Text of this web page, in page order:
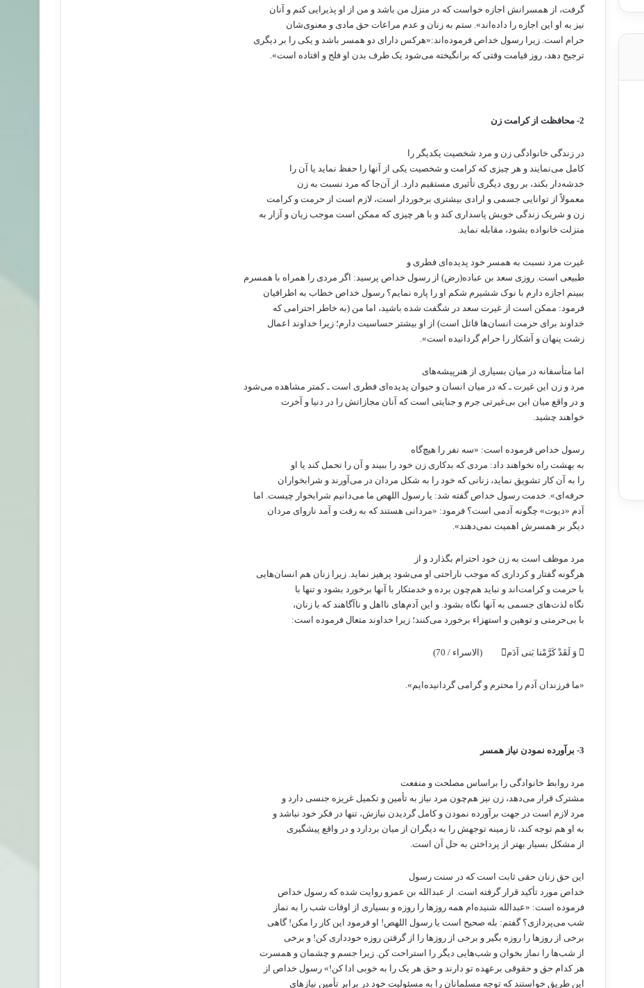
گرفت، از همسرانش اجازه خواست که در منزل من باشد و من از او پذیرایی کنم و آنان
نیز به او این اجازه را داده‌اند». ستم به زنان و عدم مراعات حق مادی و معنوی‌شان
حرام است. زیرا رسول خداص فرموده‌‌اند:«هرکس دارای دو همسر باشد و یکی را بر دیگری
ترجیح دهد، روز قیامت وقتی که برانگیخته می‌شود یک طرف بدن او فلج و افتاده است».
2- محافظت از کرامت زن
در زندگی خانوادگی زن و مرد شخصیت یکدیگر را
کامل می‌نمایند و هر چیزی که کرامت و شخصیت یکی از آنها را حفظ نماید یا آن را
خدشه‌دار بکند، بر روی دیگری تأثیری مستقیم دارد. از آن‌جا که مرد نسبت به زن
معمولاً از توانایی جسمی و ارادی بیشتری برخوردار است، لازم است از حرمت و کرامت
زن و شریک زندگی خویش پاسداری کند و با هر چیزی که ممکن است موجب زیان و آزار به
منزلت خانواده بشود، مقابله نماید.
غیرت مرد نسبت به همسر خود پدیده‌ای فطری و
طبیعی است. روزی سعد بن عباده(رض) از رسول خداص پرسید: اگر مردی را همراه با همسرم
ببینم اجازه دارم با نوک ششیرم شکم او را پاره نمایم؟ رسول خداص خطاب به اطرافیان
فرمود: ممکن است از غیرت سعد در شگفت شده باشید، اما من (به خاطر احترامی که
خداوند برای حرمت انسان‌ها قائل است) از او بیشتر حساسیت دارم؛ زیرا خداوند اعمال
زشت پنهان و آشکار را حرام گردانیده است».
اما متأسفانه در میان بسیاری از هنرپیشه‌های
مرد و زن این غیرت ـ که در میان انسان و حیوان پدیده‌ای فطری است ـ کمتر مشاهده می‌شود
و در واقع میان این بی‌غیرتی جرم و جنایتی است که آنان مجازاتش را در دنیا و آخرت
خواهند چشید.
رسول خداص فرموده است: «سه نفر را هیچ‌گاه
به بهشت راه نخواهند داد: مردی که بدکاری زن خود را ببیند و آن را تحمل کند یا او
را به آن کار تشویق نماید، زنانی که خود را به شکل مردان در می‌آورند و شرابخواران
حرفه‌ای». خدمت رسول خداص گفته شد: یا رسول اللهص ما می‌دانیم شرابخوار چیست. اما
آدم «دیوت» چگونه آدمی است؟ فرمود: «مردانی هستند که به رفت و آمد ناروای مردان
دیگر بر همسرش اهمیت نمی‌دهند».
مرد موظف است به زن خود احترام بگذارد و از
هرگونه گفتار و کرداری که موجب ناراحتی او می‌شود پرهیز نماید. زیرا زنان هم انسان‌هایی
با حرمت و کرامت‌اند و نباید هم‌چون برده و خدمتکار با آنها برخورد بشود و تنها با
نگاه لذت‌های جسمی به آنها نگاه بشود. و این آدم‌های نااهل و ناآگاهند که با زنان،
با بی‌حرمتی و توهین و استهزاء برخورد می‌کنند؛ زیرا خداوند متعال فرموده است:
 وَ لَقَدْ كَرَّمْنا بَنی‏ آدَم‏  (الاسراء / 70)
«ما فرزندان آدم را محترم و گرامی گردانیده‌ایم».
3- برآورده نمودن نیاز همسر
مرد روابط خانوادگی را براساس مصلحت و منفعت
مشترک قرار می‌دهد، زن نیز هم‌چون مرد نیاز به تأمین و تکمیل غریزه جنسی دارد و
مرد لازم است در جهت برآورده نمودن و کامل گردیدن نیازش، تنها در فکر خود نباشد و
به او هم توجه کند، تا زمینه توجهش را به دیگران از میان بردارد و در واقع پیشگیری
از مشکل بسیار بهتر از پرداختن به حل آن است.
این حق زنان حقی ثابت است که در سنت رسول
خداص مورد تأکید قرار گرفته است. از عبدالله بن عمرو روایت شده که رسول خداص
فرموده است: «عبدالله شنیده‌ام همه روزها را روزه و بسیاری از اوقات شب را به نماز
شب می‌پردازی؟ گفتم: بله صحیح است یا رسول اللهص! او فرمود این کار را مکن! گاهی
برخی از روزها را روزه بگیر و برخی از روزها را از گرفتن روزه خودداری کن! و برخی
از شب‌ها را نماز بخوان و شب‌هایی دیگر را استراحت کن. زیرا جسم و چشمان و همسرت
هر کدام حق و حقوقی برعهده تو دارند و حق هر یک را به خوبی ادا کن!» رسول خداص از
این طریق خواستند که توجه مسلمانان را به مسئولیت خود در برابر تأمین نیازهای